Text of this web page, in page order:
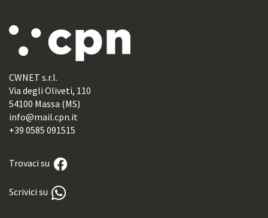
CWNET s.r.l.
Via degli Oliveti, 110
54100 Massa (MS)
info@mail.cpn.it
+39 0585 091515
Trovaci su
Scrivici su